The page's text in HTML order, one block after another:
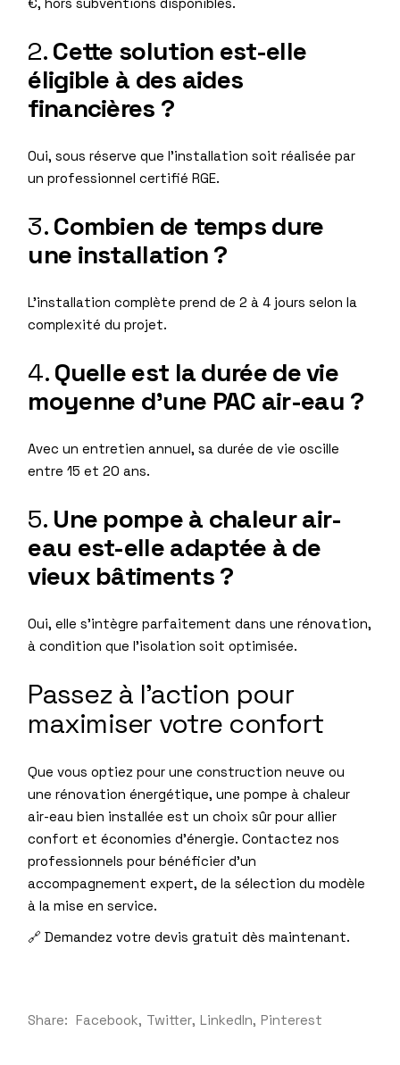
2.Cette solution est-elle
éligible à des aides
financières ?
Oui, sous réserve que l’installation soit réalisée par
un professionnel certifié RGE.
3.Combien de temps dure
une installation ?
L’installation complète prend de 2 à 4 jours selon la
complexité du projet.
4.Quelle est la durée de vie
moyenne d’une PAC air-eau ?
Avec un entretien annuel, sa durée de vie oscille
entre 15 et 20 ans.
5. Une pompe à chaleur air-
eau est-elle adaptée à de
vieux bâtiments ?
Oui, elle s’intègre parfaitement dans une rénovation,
à condition que l’isolation soit optimisée.
Passez à l’action pour
maximiser votre confort
Que vous optiez pour une construction neuve ou
une rénovation énergétique, une pompe à chaleur
air-eau bien installée est un choix sûr pour allier
confort et économies d’énergie. Contactez nos
professionnels pour bénéficier d’un
accompagnement expert, de la sélection du modèle
à la mise en service.
🔗 Demandez votre devis gratuit dès maintenant.
Share: Facebook Twitter LinkedIn Pinterest